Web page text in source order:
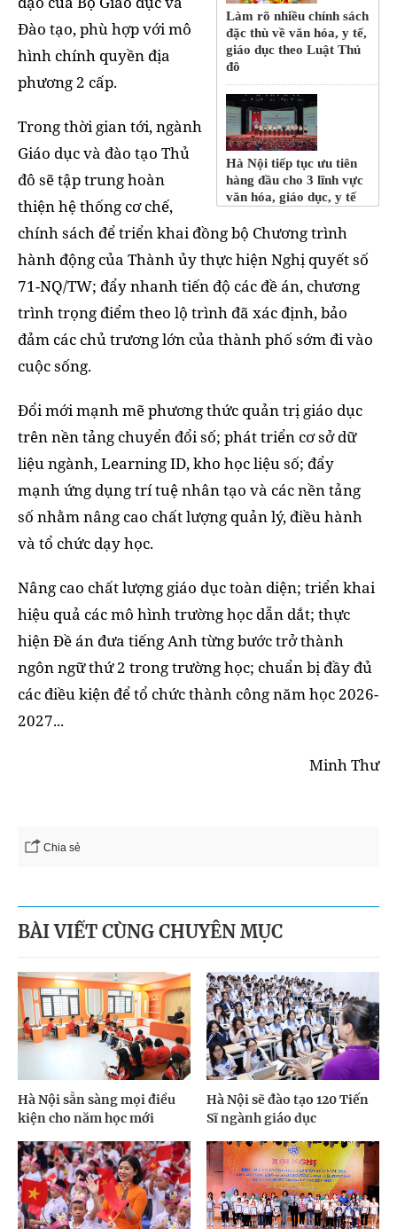
Làm rõ nhiều chính sách
đặc thù về văn hóa, y tế,
giáo dục theo Luật Thủ
đô
Hà Nội tiếp tục ưu tiên
hàng đầu cho 3 lĩnh vực
văn hóa, giáo dục, y tế
Đào tạo, phù hợp với mô
hình chính quyền địa
phương 2 cấp.
Trong thời gian tới, ngành
Giáo dục và đào tạo Thủ
đô sẽ tập trung hoàn
thiện hệ thống cơ chế,
chính sách để triển khai đồng bộ Chương trình
hành động của Thành ủy thực hiện Nghị quyết số
71-NQ/TW; đẩy nhanh tiến độ các đề án, chương
trình trọng điểm theo lộ trình đã xác định, bảo
đảm các chủ trương lớn của thành phố sớm đi vào
cuộc sống.
Đổi mới mạnh mẽ phương thức quản trị giáo dục
trên nền tảng chuyển đổi số; phát triển cơ sở dữ
liệu ngành, Learning ID, kho học liệu số; đẩy
mạnh ứng dụng trí tuệ nhân tạo và các nền tảng
số nhằm nâng cao chất lượng quản lý, điều hành
và tổ chức dạy học.
Nâng cao chất lượng giáo dục toàn diện; triển khai
hiệu quả các mô hình trường học dẫn dắt; thực
hiện Đề án đưa tiếng Anh từng bước trở thành
ngôn ngữ thứ 2 trong trường học; chuẩn bị đầy đủ
các điều kiện để tổ chức thành công năm học 2026-
2027...
Minh Thư
Chia sẻ
BÀI VIẾT CÙNG CHUYÊN MỤC
Hà Nội sẵn sàng mọi điều
kiện cho năm học mới
Hà Nội sẽ đào tạo 120 Tiến
Sĩ ngành giáo dục